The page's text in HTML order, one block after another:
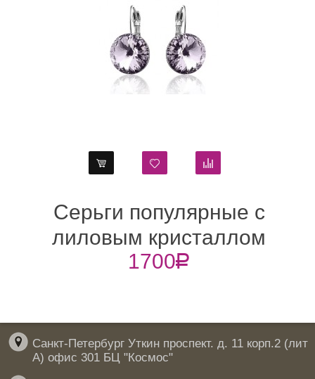
популярные с
фиолетовым
Swarovski
Санкт-Петербург Уткин проспект. д. 11 корп.2 (лит
А) офис 301 БЦ "Космос"